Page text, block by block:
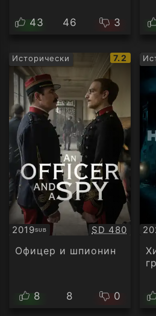
43 46 3
Исторически
IMDb
рейтинг:
7.2
2019SUB
Субтитри Качество:
SD 480
Офицер и шпионин
8 8 0